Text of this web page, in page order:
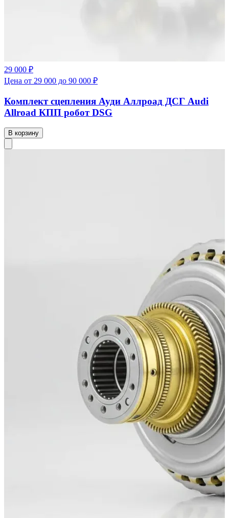
29 000 ₽
Цена от 29 000 до 90 000 ₽
Комплект сцепления Ауди Аллроад ДСГ Audi
Allroad КПП робот DSG
В корзину